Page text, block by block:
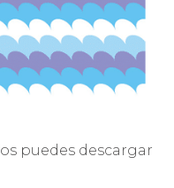
puedes descargar